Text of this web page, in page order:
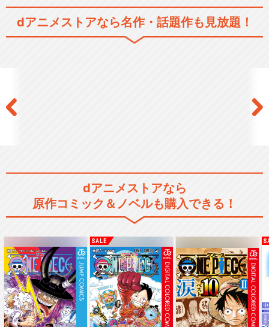
dアニメストアなら名作・話題作も見放題！
dアニメストアなら
原作コミック＆ノベルも購入できる！